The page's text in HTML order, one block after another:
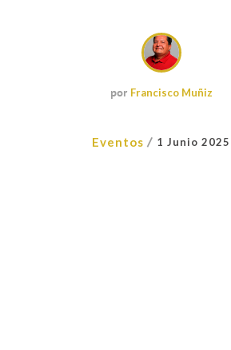
por Francisco Muñiz
Eventos / 1 Junio 2025